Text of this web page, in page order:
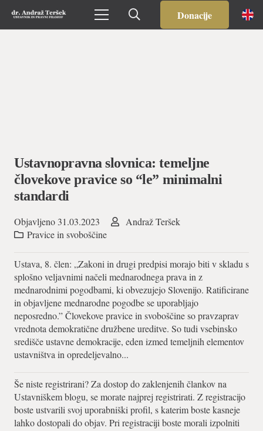
Donacije
Ustavnopravna slovnica: temeljne
človekove pravice so “le” minimalni
standardi
Objavljeno 31.03.2023
Andraž Teršek
Pravice in svoboščine
Ustava, 8. člen: „Zakoni in drugi predpisi morajo biti v skladu s
splošno veljavnimi načeli mednarodnega prava in z
mednarodnimi pogodbami, ki obvezujejo Slovenijo. Ratificirane
in objavljene mednarodne pogodbe se uporabljajo
neposredno.” Človekove pravice in svoboščine so pravzaprav
vrednota demokratične družbene ureditve. So tudi vsebinsko
središče ustavne demokracije, eden izmed temeljnih elementov
ustavništva in opredeljevalno...
Še niste registrirani? Za dostop do zaklenjenih člankov na
Ustavniškem blogu, se morate najprej registrirati. Z registracijo
boste ustvarili svoj uporabniški profil, s katerim boste kasneje
lahko dostopali do objav. Pri registraciji boste morali izpolniti